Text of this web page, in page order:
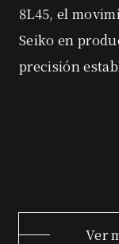
8L45, el
Seiko en
precisión
Ver